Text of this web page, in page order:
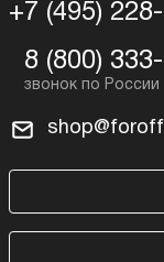
+7 (495)
8 (800)